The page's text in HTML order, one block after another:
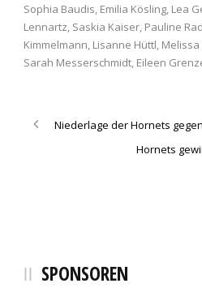
Sophia Baudis, Emilia Kösling, Lea
Lennartz, Saskia Kaiser, Pauline
Kimmelmann, Lisanne Hüttl,
Sarah Messerschmidt, Eileen
Niederlage der Hornets
Hornets
SPONSOREN